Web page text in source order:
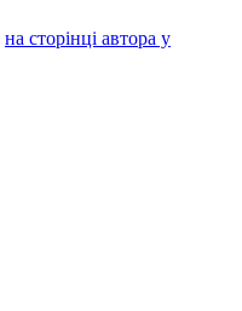
на сторінці автора у